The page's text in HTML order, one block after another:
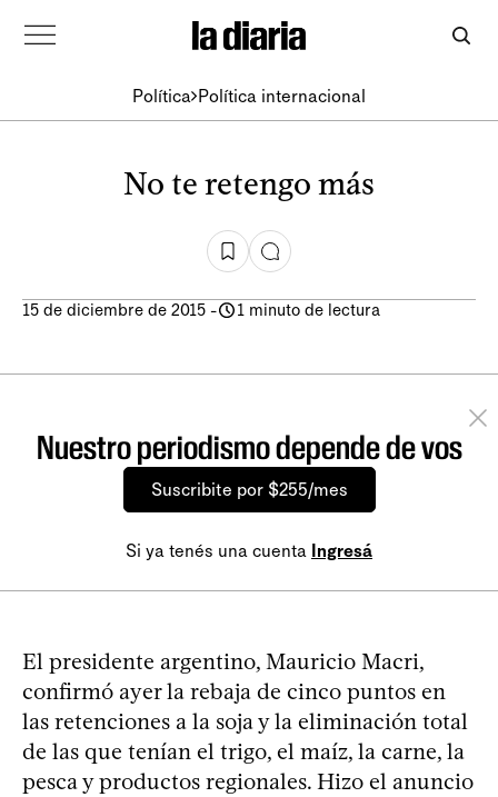
Política Política internacional
No te retengo más
15 de diciembre de 2015 - 1 minuto de lectura
Nuestro periodismo depende de vos
Suscribite por $255/mes
Si ya tenés una cuenta Ingresá
El presidente argentino, Mauricio Macri,
confirmó ayer la rebaja de cinco puntos en
las retenciones a la soja y la eliminación total
de las que tenían el trigo, el maíz, la carne, la
pesca y productos regionales. Hizo el anuncio